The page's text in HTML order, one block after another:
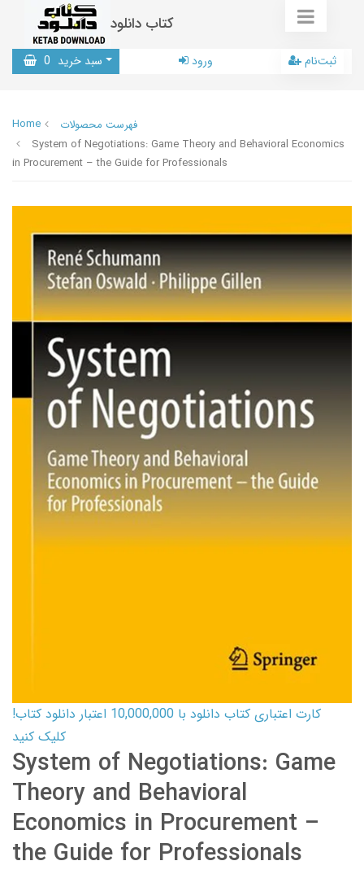
کتاب دانلود
سبد خرید 0 ورود ثبت‌نام
Home
فهرست محصولات
System of Negotiations: Game Theory and Behavioral Economics
in Procurement – the Guide for Professionals
کارت اعتباری کتاب دانلود با 10,000,000 اعتبار دانلود کتاب!
کلیک کنید
System of Negotiations: Game
Theory and Behavioral
Economics in Procurement –
the Guide for Professionals